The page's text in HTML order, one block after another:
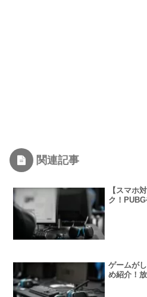
関連記事
【スマホ
ク！
ゲームが
め紹介！